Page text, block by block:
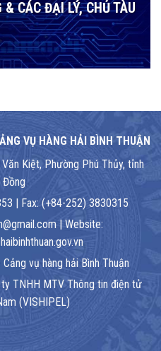
CÁC ĐẠI LÝ, CHỦ TÀU
VỤ HÀNG HẢI BÌNH THUẬN
Kiệt, Phường Phú Thủy, tỉnh
Đồng
| Fax: (+84-252) 3830315
| Website:
vụ hàng hải Bình Thuận
TNHH MTV Thông tin điện tử
(VISHIPEL)